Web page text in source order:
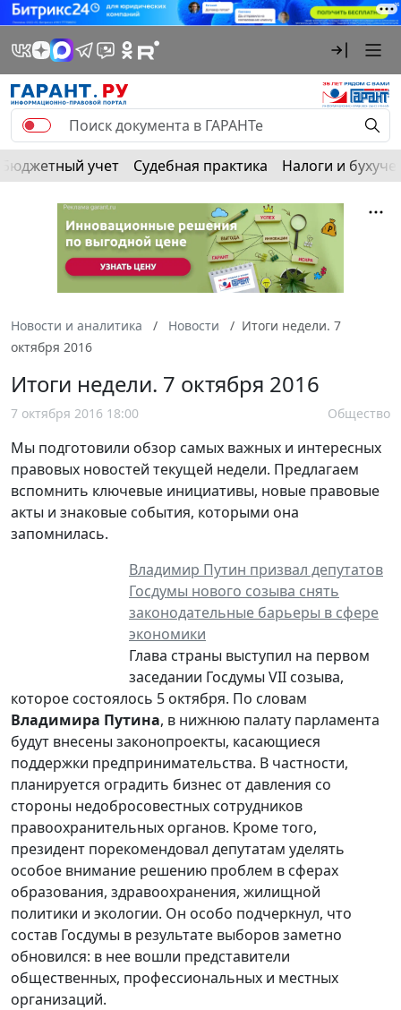
Бюджетный учет Судебная практика Налоги и
Новости и аналитика Новости
Итоги недели. 7
октября 2016
Итоги недели. 7 октября 2016
7 октября 2016 18:00 Общество
Мы подготовили обзор самых важных и интересных
правовых новостей текущей недели. Предлагаем
вспомнить ключевые инициативы, новые правовые
акты и знаковые события, которыми она
запомнилась.
Владимир Путин призвал депутатов
Госдумы нового созыва снять
законодательные барьеры в сфере
экономики
Глава страны выступил на первом
заседании Госдумы VII созыва,
которое состоялось 5 октября. По словам
Владимира Путина, в нижнюю палату парламента
будут внесены законопроекты, касающиеся
поддержки предпринимательства. В частности,
планируется оградить бизнес от давления со
стороны недобросовестных сотрудников
правоохранительных органов. Кроме того,
президент порекомендовал депутатам уделять
особое внимание решению проблем в сферах
образования, здравоохранения, жилищной
политики и экологии. Он особо подчеркнул, что
состав Госдумы в результате выборов заметно
обновился: в нее вошли представители
общественных, профессиональных и местных
организаций.